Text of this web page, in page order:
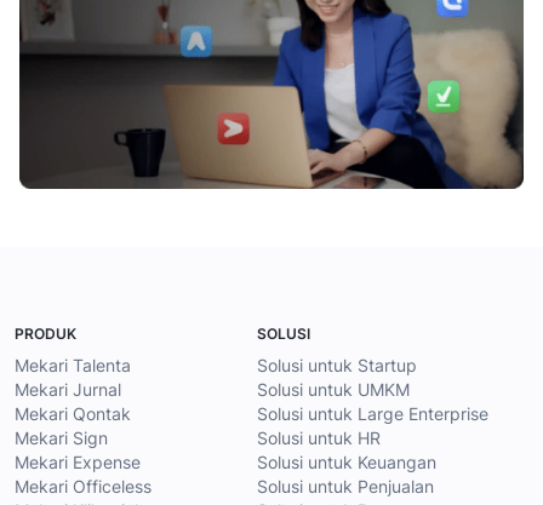
PRODUK
Mekari Talenta
Mekari Jurnal
Mekari Qontak
Mekari Sign
Mekari Expense
Mekari Officeless
SOLUSI
Solusi untuk Startup
Solusi untuk UMKM
Solusi untuk Large Enterprise
Solusi untuk HR
Solusi untuk Keuangan
Solusi untuk Penjualan